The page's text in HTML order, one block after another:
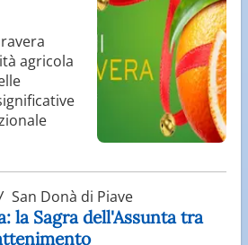
agricola
San Donà di Piave
la Sagra dell'Assunta tra